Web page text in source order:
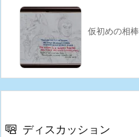
仮初めの相棒
ディスカッション